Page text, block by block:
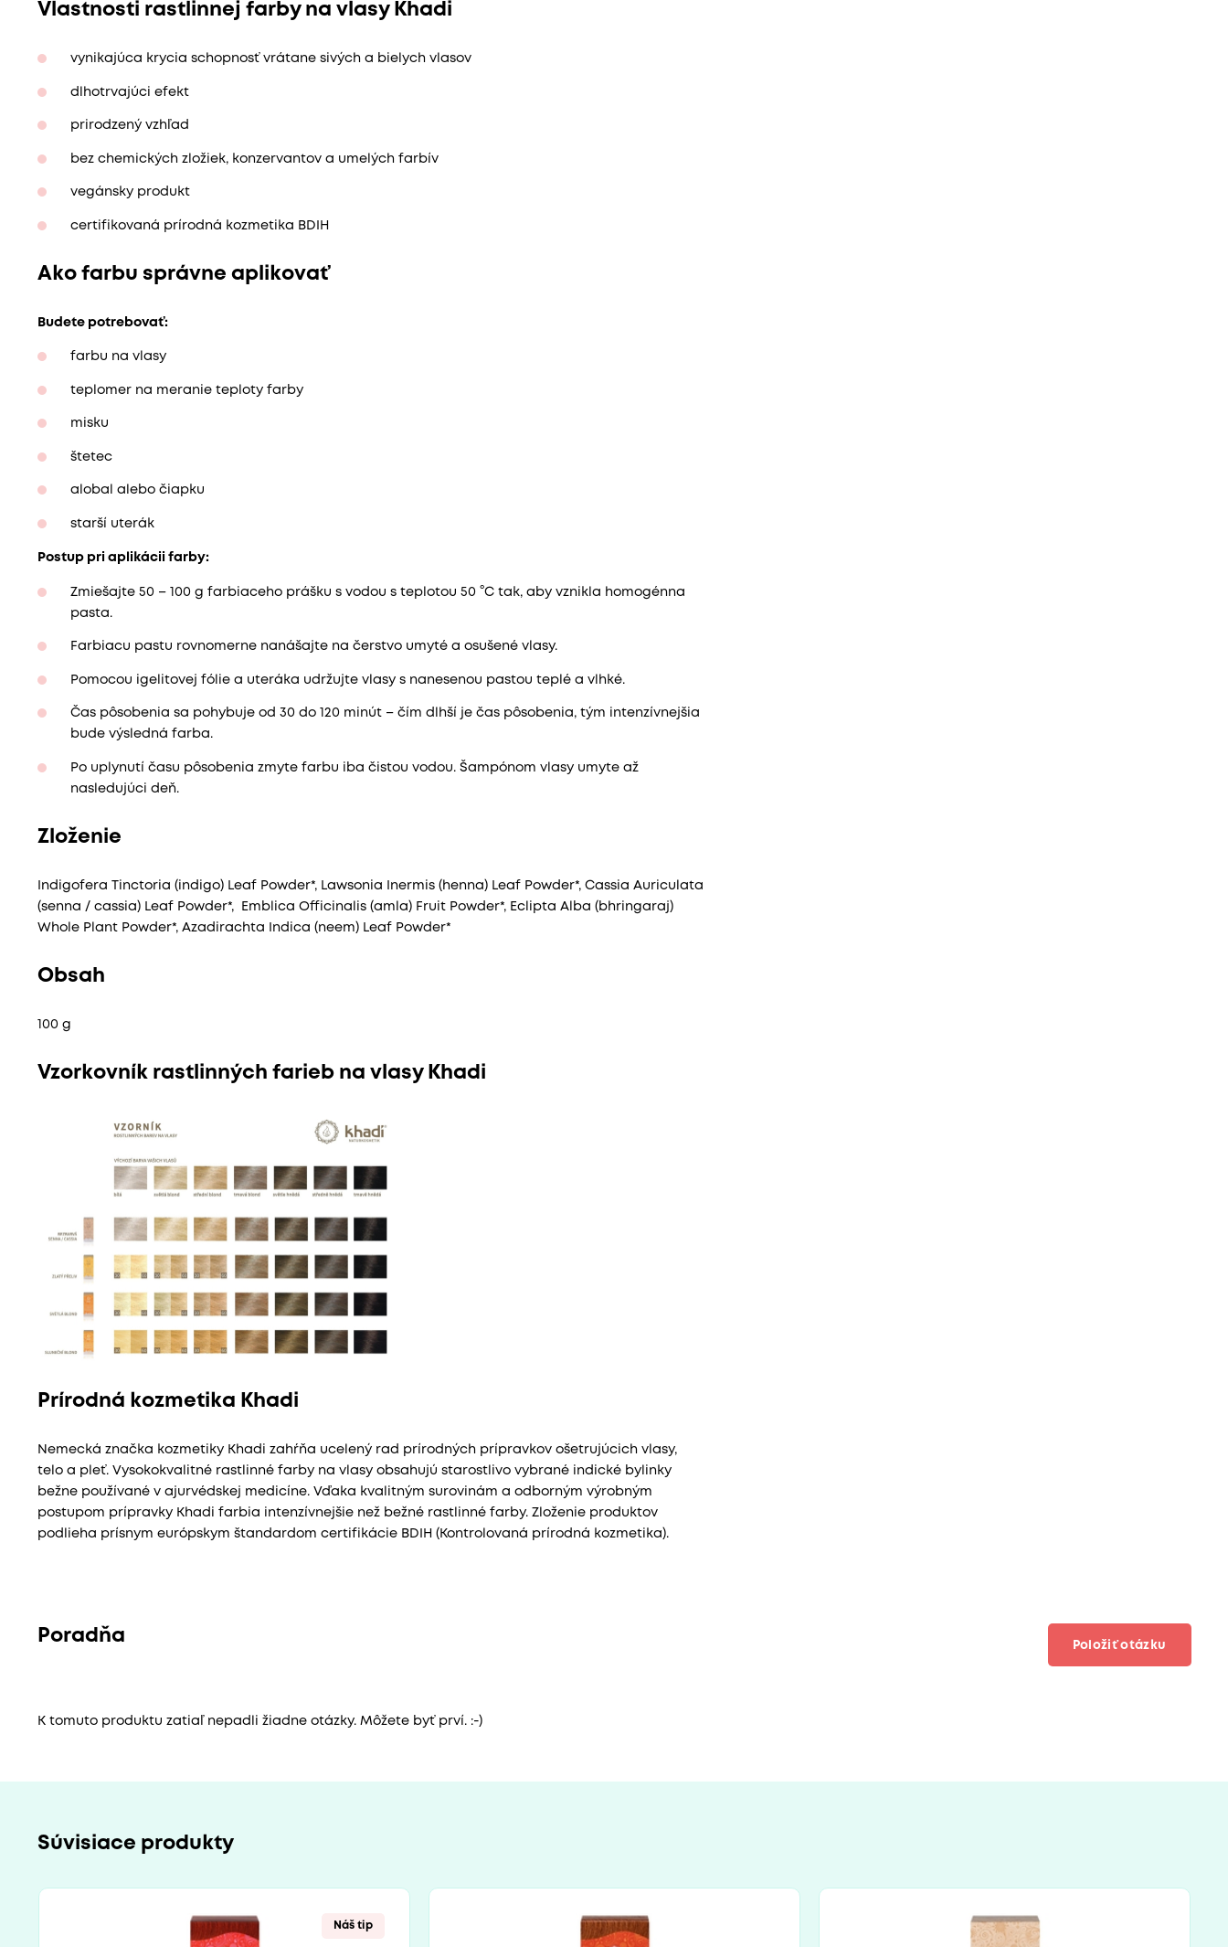
Vlastnosti rastlinnej farby na vlasy Khadi
vynikajúca krycia schopnosť vrátane sivých a bielych vlasov
dlhotrvajúci efekt
prirodzený vzhľad
bez chemických zložiek, konzervantov a umelých farbív
vegánsky produkt
certifikovaná prírodná kozmetika BDIH
Ako farbu správne aplikovať
Budete potrebovať:
farbu na vlasy
teplomer na meranie teploty farby
misku
štetec
alobal alebo čiapku
starší uterák
Postup pri aplikácii farby:
Zmiešajte 50 – 100 g farbiaceho prášku s vodou s teplotou 50 °C tak, aby vznikla homogénna
pasta.
Farbiacu pastu rovnomerne nanášajte na čerstvo umyté a osušené vlasy.
Pomocou igelitovej fólie a uteráka udržujte vlasy s nanesenou pastou teplé a vlhké.
Čas pôsobenia sa pohybuje od 30 do 120 minút – čím dlhší je čas pôsobenia, tým intenzívnejšia
bude výsledná farba.
Po uplynutí času pôsobenia zmyte farbu iba čistou vodou. Šampónom vlasy umyte až
nasledujúci deň.
Zloženie
Indigofera Tinctoria (indigo) Leaf Powder*, Lawsonia Inermis (henna) Leaf Powder*, Cassia Auriculata
(senna / cassia) Leaf Powder*, Emblica Officinalis (amla) Fruit Powder*, Eclipta Alba (bhringaraj)
Whole Plant Powder*, Azadirachta Indica (neem) Leaf Powder*
Obsah
100 g
Vzorkovník rastlinných farieb na vlasy Khadi
Prírodná kozmetika Khadi
Nemecká značka kozmetiky Khadi zahŕňa ucelený rad prírodných prípravkov ošetrujúcich vlasy,
telo a pleť. Vysokokvalitné rastlinné farby na vlasy obsahujú starostlivo vybrané indické bylinky
bežne používané v ajurvédskej medicíne. Vďaka kvalitným surovinám a odborným výrobným
postupom prípravky Khadi farbia intenzívnejšie než bežné rastlinné farby. Zloženie produktov
podlieha prísnym európskym štandardom certifikácie BDIH (Kontrolovaná prírodná kozmetika).
Poradňa Položiť otázku
K tomuto produktu zatiaľ nepadli žiadne otázky. Môžete byť prví. :-)
Súvisiace produkty
Náš tip